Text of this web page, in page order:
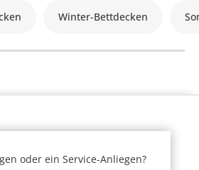
Winter-Bettdecken
oder ein Service-Anliegen?